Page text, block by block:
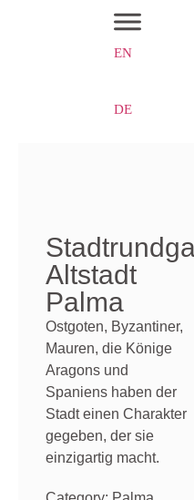
EN
DE
Altstadt
Palma
Ostgoten, Byzantiner,
Mauren, die Könige
Aragons und
Spaniens haben der
Stadt einen Charakter
gegeben, der sie
einzigartig macht.